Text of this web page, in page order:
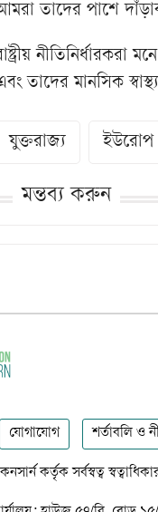
তাদের পাশে
তাদের মানসিক
যুক্তরাজ্য ইউরোপ
মন্তব্য করুন
যোগাযোগ শর্তাবলি ও
কর্তৃক সর্বস্বত্ব